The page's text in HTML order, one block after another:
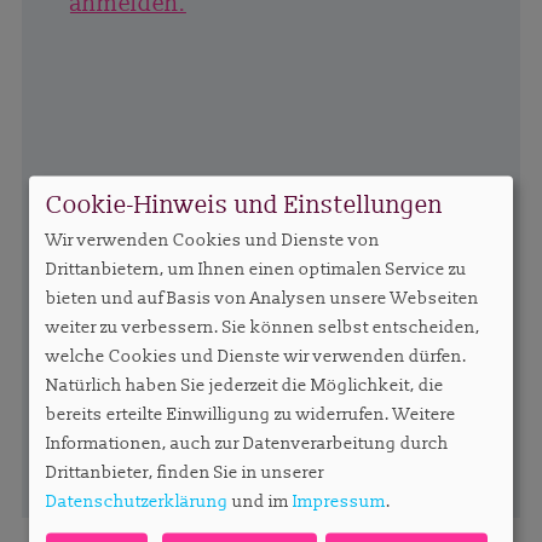
Cookie-Hinweis und Einstellungen
Wir verwenden Cookies und Dienste von
Drittanbietern, um Ihnen einen optimalen Service zu
bieten und auf Basis von Analysen unsere Webseiten
weiter zu verbessern. Sie können selbst entscheiden,
welche Cookies und Dienste wir verwenden dürfen.
Natürlich haben Sie jederzeit die Möglichkeit, die
bereits erteilte Einwilligung zu widerrufen. Weitere
Informationen, auch zur Datenverarbeitung durch
Drittanbieter, finden Sie in unserer
Datenschutzerklärung und im Impressum.